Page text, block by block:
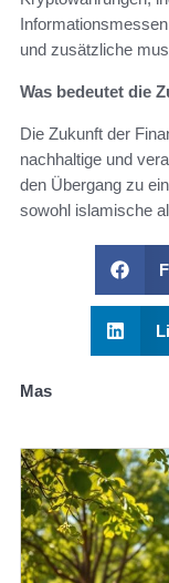
und zusätzliche
Was bedeutet die
Die Zukunft der
nachhaltige und
den Übergang zu
sowohl islamische
Mas